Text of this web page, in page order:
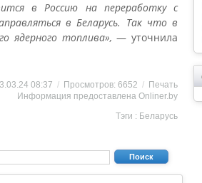
в Россию на переработку с
в Беларусь. Так что в
ядерного топлива», — уточнила
08:37 / Просмотров: 6652 / Печать
Информация предоставлена Onliner.by
Тэги : Беларусь
Поиск